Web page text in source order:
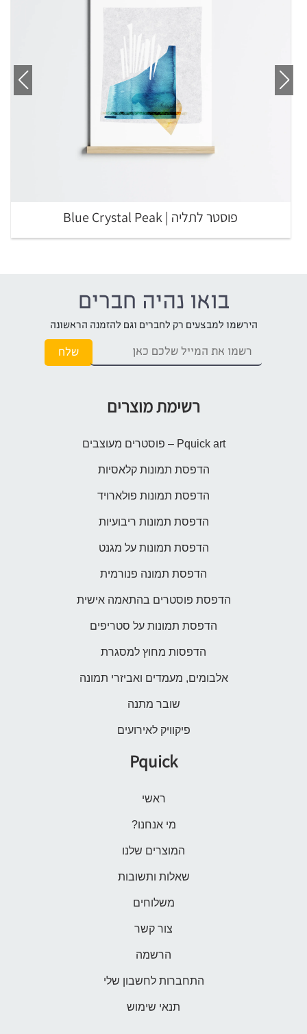
פוסטר לתליה | Blue Crystal Peak
בואו נהיה חברים
הירשמו למבצעים רק לחברים וגם להזמנה הראשונה
רשימת מוצרים
Pquick art – פוסטרים מעוצבים
הדפסת תמונות קלאסיות
הדפסת תמונות פולארויד
הדפסת תמונות ריבועיות
הדפסת תמונות על מגנט
הדפסת תמונה פנורמית
הדפסת פוסטרים בהתאמה אישית
הדפסת תמונות על סטריפים
הדפסות מחוץ למסגרת
אלבומים, מעמדים ואביזרי תמונה
שובר מתנה
פיקוויק לאירועים
Pquick
ראשי
מי אנחנו?
המוצרים שלנו
שאלות ותשובות
משלוחים
צור קשר
הרשמה
התחברות לחשבון שלי
תנאי שימוש